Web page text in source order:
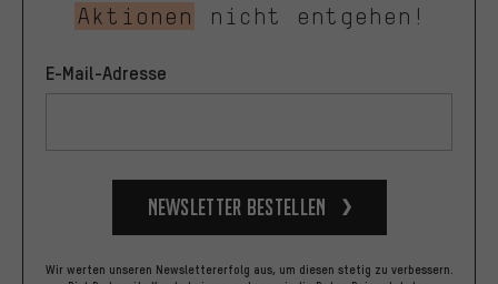
Aktionen
nicht entgehen!
E-Mail-Adresse
Newsletter bestellen
Wir werten unseren Newslettererfolg aus, um diesen stetig zu verbessern.